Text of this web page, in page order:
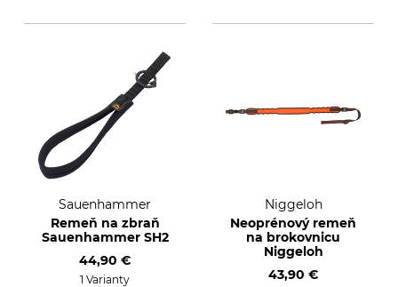
Sauenhammer
Remeň na zbraň
Sauenhammer SH2
44,90 €
1 Varianty
Niggeloh
Neoprénový remeň
na brokovnicu
Niggeloh
43,90 €